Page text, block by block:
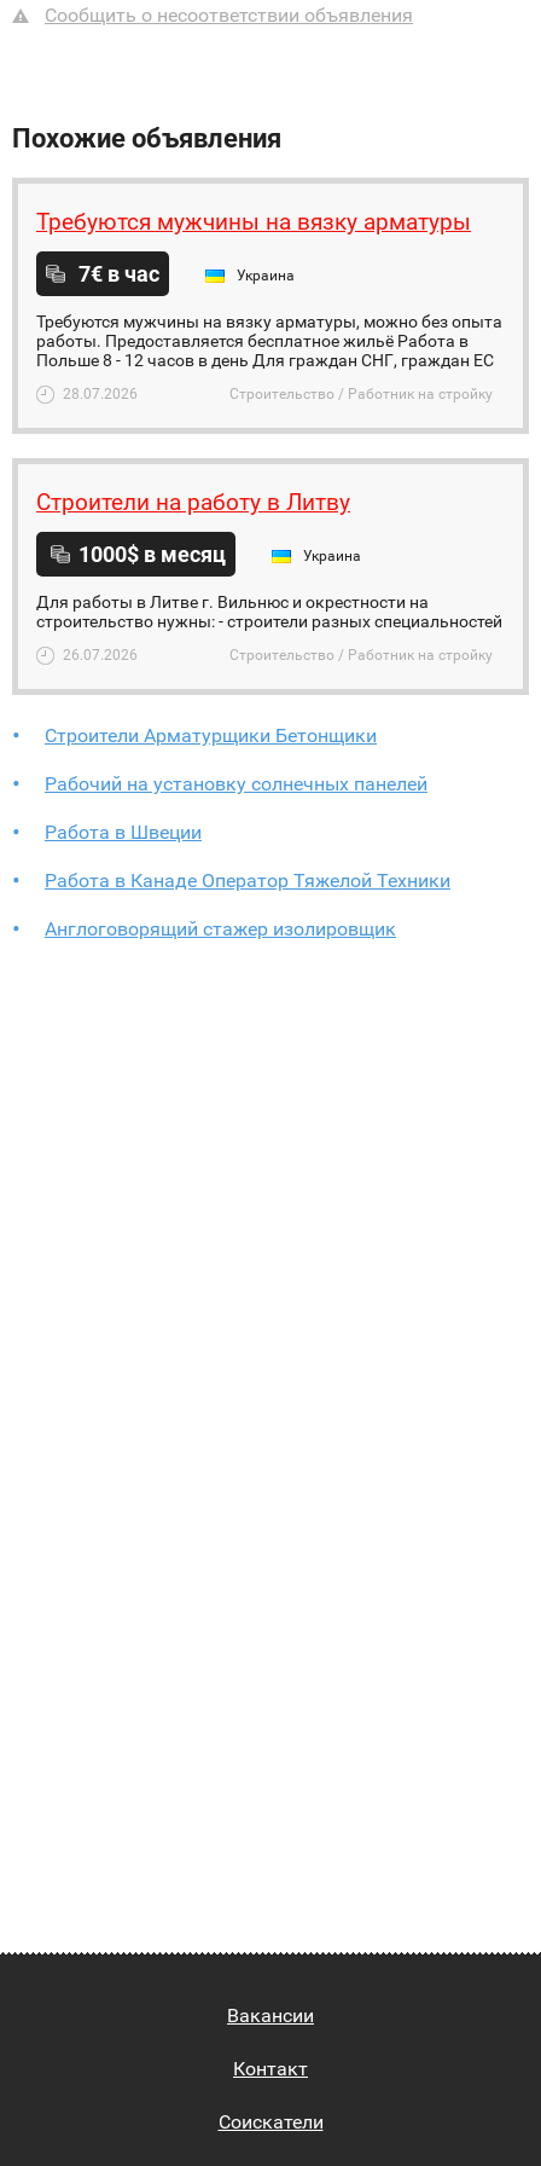
Сообщить о несоответствии объявления
Похожие объявления
Требуются мужчины на вязку арматуры
7€ в час Украина
Требуются мужчины на вязку арматуры, можно без опыта
работы. Предоставляется бесплатное жильё Работа в
Польше 8 - 12 часов в день Для граждан СНГ, граждан ЕС
28.07.2026 Строительство / Работник на стройку
Строители на работу в Литву
1000$ в месяц Украина
Для работы в Литве г. Вильнюс и окрестности на
строительство нужны: - строители разных специальностей
26.07.2026 Строительство / Работник на стройку
Строители Арматурщики Бетонщики
Рабочий на установку солнечных панелей
Работа в Швеции
Работа в Канаде Оператор Тяжелой Техники
Англоговорящий стажер изолировщик
Вакансии
Контакт
Соискатели